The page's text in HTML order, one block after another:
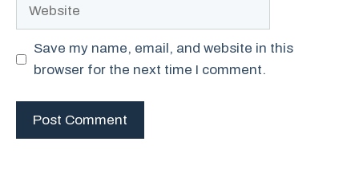
Save my name, email, and website in this
browser for the next time I comment.